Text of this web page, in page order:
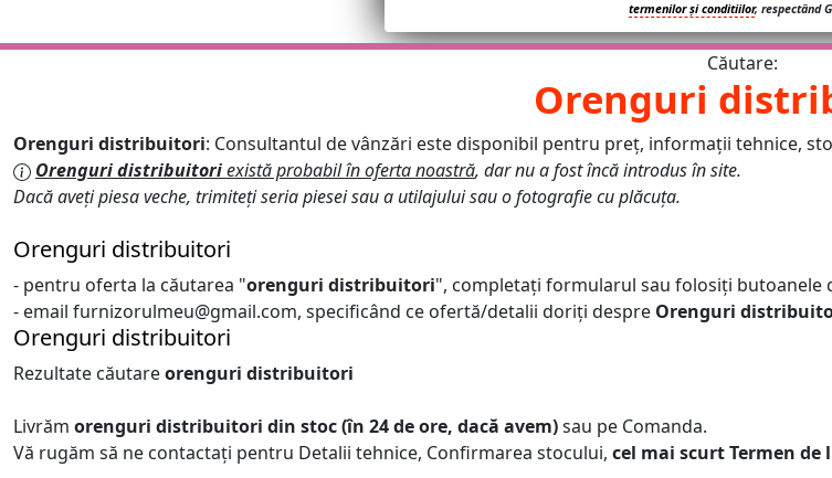
termenilor și conditiilor, respectând
Căutare:
Orenguri
Orenguri distribuitori: Consultantul de vânzări este disponibil pentru preț, informații tehnice,
Orenguri distribuitoriexistă probabil în oferta noastră, dar nu a fost încă introdus în site.
Dacă aveți piesa veche, trimiteți seria piesei sau a utilajului sau o fotografie cu plăcuța.
Orenguri distribuitori
- pentru oferta la căutarea "orenguri distribuitori", completați formularul sau folosiți butoanele
- email furnizorulmeu@gmail.com, specificând ce ofertă/detalii doriți despre Orenguri
Orenguri distribuitori
Rezultate căutareorenguri distribuitori
Livrăm orenguri distribuitori din stoc (în 24 de ore, dacă avem)sau pe Comanda.
Vă rugăm să ne contactați pentru Detalii tehnice, Confirmarea stocului, cel mai scurt Termen de